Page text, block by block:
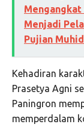
Menjadi
Pujian
Kehadiran
Prasetya Agni
Paningron
memperdalam